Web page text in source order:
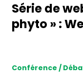
Série de
phyto » :
Conférence /